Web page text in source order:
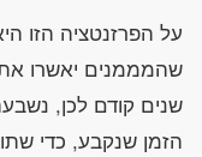
על הפרזנטציה הזו
שהמממנים יאשרו
שנים קודם לכן,
הזמן שנקבע, כדי